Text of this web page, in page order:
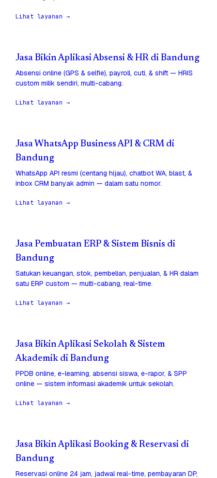
Lihat layanan →
Jasa Bikin Aplikasi Absensi & HR di Bandung
Absensi online (GPS & selfie), payroll, cuti, & shift — HRIS
custom milik sendiri, multi-cabang.
Lihat layanan →
Jasa WhatsApp Business API & CRM di
Bandung
WhatsApp API resmi (centang hijau), chatbot WA, blast, &
inbox CRM banyak admin — dalam satu nomor.
Lihat layanan →
Jasa Pembuatan ERP & Sistem Bisnis di
Bandung
Satukan keuangan, stok, pembelian, penjualan, & HR dalam
satu ERP custom — multi-cabang, real-time.
Lihat layanan →
Jasa Bikin Aplikasi Sekolah & Sistem
Akademik di Bandung
PPDB online, e-learning, absensi siswa, e-rapor, & SPP
online — sistem informasi akademik untuk sekolah.
Lihat layanan →
Jasa Bikin Aplikasi Booking & Reservasi di
Bandung
Reservasi online 24 jam, jadwal real-time, pembayaran DP,